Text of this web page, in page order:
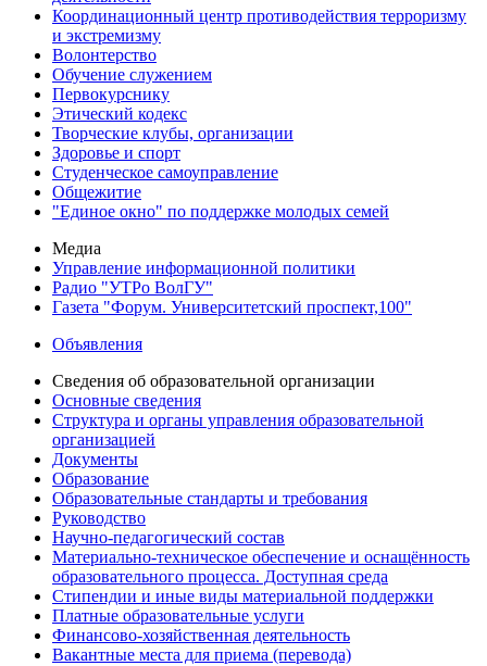
Координационный центр противодействия терроризму
и экстремизму
Волонтерство
Обучение служением
Первокурснику
Этический кодекс
Творческие клубы, организации
Здоровье и спорт
Студенческое самоуправление
Общежитие
"Единое окно" по поддержке молодых семей
Медиа
Управление информационной политики
Радио "УТРо ВолГУ"
Газета "Форум. Университетский проспект,100"
Объявления
Сведения об образовательной организации
Основные сведения
Структура и органы управления образовательной
организацией
Документы
Образование
Образовательные стандарты и требования
Руководство
Научно-педагогический состав
Материально-техническое обеспечение и оснащённость
образовательного процесса. Доступная среда
Стипендии и иные виды материальной поддержки
Платные образовательные услуги
Финансово-хозяйственная деятельность
Вакантные места для приема (перевода)